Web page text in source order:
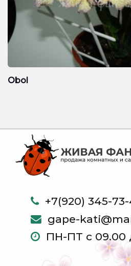
Obol
+7(920) 345-
gape-
ПН-ПТ с 09.00